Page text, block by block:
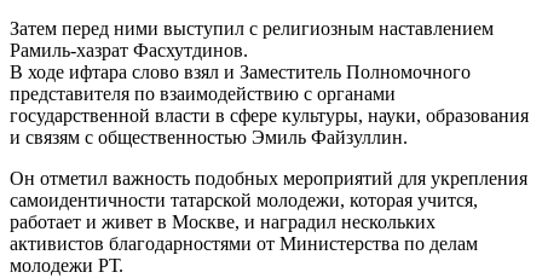
Затем перед ними выступил с религиозным наставлением
Рамиль-хазрат Фасхутдинов.
В ходе ифтара слово взял и Заместитель Полномочного
представителя по взаимодействию с органами
государственной власти в сфере культуры, науки, образования
и связям с общественностью Эмиль Файзуллин.
Он отметил важность подобных мероприятий для укрепления
самоидентичности татарской молодежи, которая учится,
работает и живет в Москве, и наградил нескольких
активистов благодарностями от Министерства по делам
молодежи РТ.